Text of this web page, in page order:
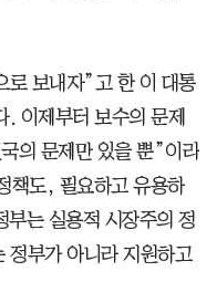
로 보내자”고 한 이 대통
. 이제부터 보수의 문제
의 문제만 있을 뿐”이라
책도, 필요하고 유용하
부는 실용적 시장주의 정
정부가 아니라 지원하고